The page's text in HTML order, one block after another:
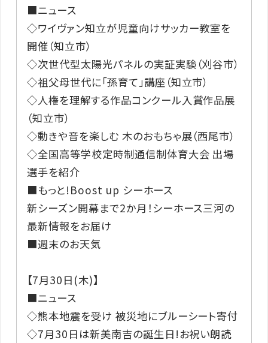
■ニュース
◇ワイヴァン知立が児童向けサッカー教室を
開催（知立市）
◇次世代型太陽光パネルの実証実験（刈谷市）
◇祖父母世代に「孫育て」講座（知立市）
◇人権を理解する作品コンクール入賞作品展
（知立市）
◇動きや音を楽しむ 木のおもちゃ展（西尾市）
◇全国高等学校定時制通信制体育大会 出場
選手を紹介
■もっと!Boost up シーホース
新シーズン開幕まで2か月！シーホース三河の
最新情報をお届け
■週末のお天気
【7月30日(木)】
■ニュース
◇熊本地震を受け 被災地にブルーシート寄付
◇7月30日は新美南吉の誕生日!お祝い朗読